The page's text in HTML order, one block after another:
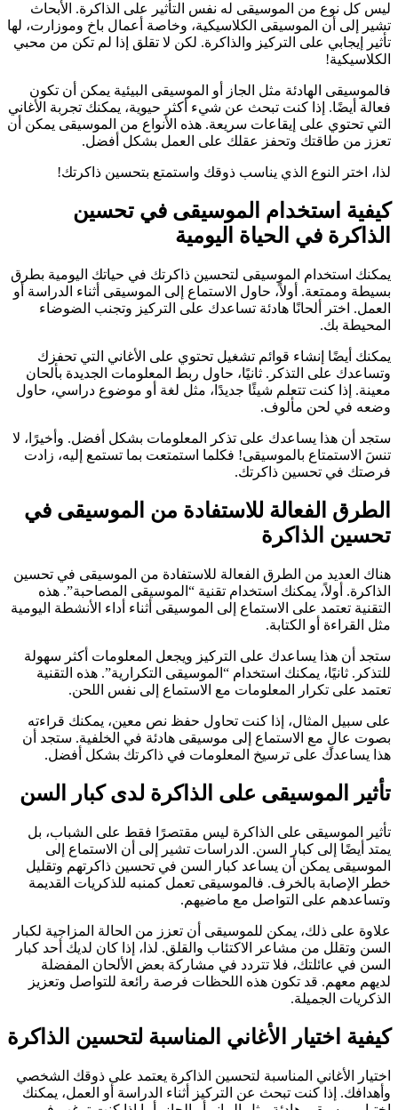
ليس كل نوع من الموسيقى له نفس التأثير على الذاكرة. الأبحاث
تشير إلى أن الموسيقى الكلاسيكية، وخاصة أعمال باخ وموزارت، لها
تأثير إيجابي على التركيز والذاكرة. لكن لا تقلق إذا لم تكن من محبي
الكلاسيكية!
فالموسيقى الهادئة مثل الجاز أو الموسيقى البيئية يمكن أن تكون
فعالة أيضًا. إذا كنت تبحث عن شيء أكثر حيوية، يمكنك تجربة الأغاني
التي تحتوي على إيقاعات سريعة. هذه الأنواع من الموسيقى يمكن أن
تعزز من طاقتك وتحفز عقلك على العمل بشكل أفضل.
لذا، اختر النوع الذي يناسب ذوقك واستمتع بتحسين ذاكرتك!
كيفية استخدام الموسيقى في تحسين
الذاكرة في الحياة اليومية
يمكنك استخدام الموسيقى لتحسين ذاكرتك في حياتك اليومية بطرق
بسيطة وممتعة. أولاً، حاول الاستماع إلى الموسيقى أثناء الدراسة أو
العمل. اختر ألحانًا هادئة تساعدك على التركيز وتجنب الضوضاء
المحيطة بك.
يمكنك أيضًا إنشاء قوائم تشغيل تحتوي على الأغاني التي تحفزك
وتساعدك على التذكر. ثانيًا، حاول ربط المعلومات الجديدة بألحان
معينة. إذا كنت تتعلم شيئًا جديدًا، مثل لغة أو موضوع دراسي، حاول
وضعه في لحن مألوف.
ستجد أن هذا يساعدك على تذكر المعلومات بشكل أفضل. وأخيرًا، لا
تنسَ الاستمتاع بالموسيقى! فكلما استمتعت بما تستمع إليه، زادت
فرصتك في تحسين ذاكرتك.
الطرق الفعالة للاستفادة من الموسيقى في
تحسين الذاكرة
هناك العديد من الطرق الفعالة للاستفادة من الموسيقى في تحسين
الذاكرة. أولاً، يمكنك استخدام تقنية “الموسيقى المصاحبة”. هذه
التقنية تعتمد على الاستماع إلى الموسيقى أثناء أداء الأنشطة اليومية
مثل القراءة أو الكتابة.
ستجد أن هذا يساعدك على التركيز ويجعل المعلومات أكثر سهولة
للتذكر. ثانيًا، يمكنك استخدام “الموسيقى التكرارية”. هذه التقنية
تعتمد على تكرار المعلومات مع الاستماع إلى نفس اللحن.
على سبيل المثال، إذا كنت تحاول حفظ نص معين، يمكنك قراءته
بصوت عالٍ مع الاستماع إلى موسيقى هادئة في الخلفية. ستجد أن
هذا يساعدك على ترسيخ المعلومات في ذاكرتك بشكل أفضل.
تأثير الموسيقى على الذاكرة لدى كبار السن
تأثير الموسيقى على الذاكرة ليس مقتصرًا فقط على الشباب، بل
يمتد أيضًا إلى كبار السن. الدراسات تشير إلى أن الاستماع إلى
الموسيقى يمكن أن يساعد كبار السن في تحسين ذاكرتهم وتقليل
خطر الإصابة بالخرف. فالموسيقى تعمل كمنبه للذكريات القديمة
وتساعدهم على التواصل مع ماضيهم.
علاوة على ذلك، يمكن للموسيقى أن تعزز من الحالة المزاجية لكبار
السن وتقلل من مشاعر الاكتئاب والقلق. لذا، إذا كان لديك أحد كبار
السن في عائلتك، فلا تتردد في مشاركة بعض الألحان المفضلة
لديهم معهم. قد تكون هذه اللحظات فرصة رائعة للتواصل وتعزيز
الذكريات الجميلة.
كيفية اختيار الأغاني المناسبة لتحسين الذاكرة
اختيار الأغاني المناسبة لتحسين الذاكرة يعتمد على ذوقك الشخصي
وأهدافك. إذا كنت تبحث عن التركيز أثناء الدراسة أو العمل، يمكنك